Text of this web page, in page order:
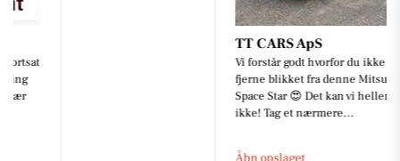
Vi forstår godt hvorfor du ikke kan
fjerne blikket fra denne Mitsubishi
Space Star 😍 Det kan vi heller